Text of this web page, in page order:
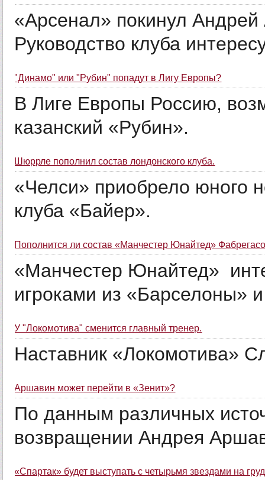
«Арсенал» покинул
Руководство клуба
"Динамо" или "Рубин" попадут в Лигу Европы?
В Лиге Европы Россию,
казанский «Рубин».
Шюррле пополнил состав лондонского клуба.
«Челси» приобрело юного
клуба «Байер».
Пополнится ли состав «Манчестер Юнайтед»
«Манчестер Юнайтед»
игроками из «Барселоны»
У "Локомотива" сменится главный тренер.
Наставник «Локомотива»
Аршавин может перейти в «Зенит»?
По данным различных
возвращении Андрея
«Спартак» будет выступать с четырьмя звездами на